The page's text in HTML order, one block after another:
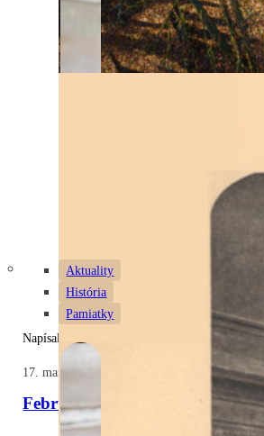
Napísal: Zuzana
17. marca 2025
Február a marec v znamení
Aktuality
História
Pamiatky